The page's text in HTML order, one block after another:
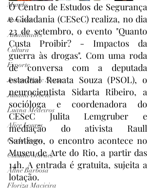
Mundo
Famosos
Atualidades
Cultura
Esporte
Joana D'arc Souza
Juliana Debent
Luana Medeiros
Alice Loures
Carla Sousa
Claudio Moraes
Aline Barbosa
Floriza Macieira
O Centro de Estudos de Segurança
e Cidadania (CESeC) realiza, no dia
23 de setembro, o evento "Quanto
Custa Proibir? - Impactos da
guerra às drogas". Com uma roda
de conversa com a deputada
estadual Renata Souza (PSOL), o
neurocientista Sidarta Ribeiro, a
socióloga e coordenadora do
CESeC Julita Lemgruber e
mediação do ativista Raull
Santiago, o encontro acontece no
Museu de Arte do Rio, a partir das
14h. A entrada é gratuita, sujeita a
lotação.